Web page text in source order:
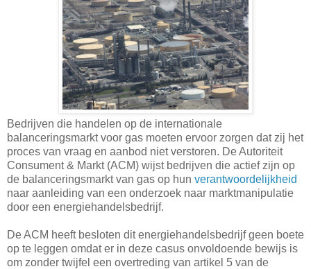
Bedrijven die handelen op de internationale
balanceringsmarkt voor gas moeten ervoor zorgen dat zij het
proces van vraag en aanbod niet verstoren. De Autoriteit
Consument & Markt (ACM) wijst bedrijven die actief zijn op
de balanceringsmarkt van gas op hun verantwoordelijkheid
naar aanleiding van een onderzoek naar marktmanipulatie
door een energiehandelsbedrijf.
De ACM heeft besloten dit energiehandelsbedrijf geen boete
op te leggen omdat er in deze casus onvoldoende bewijs is
om zonder twijfel een overtreding van artikel 5 van de